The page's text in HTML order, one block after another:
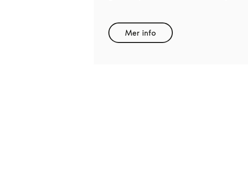
Mer infoLink Opens in New Tab